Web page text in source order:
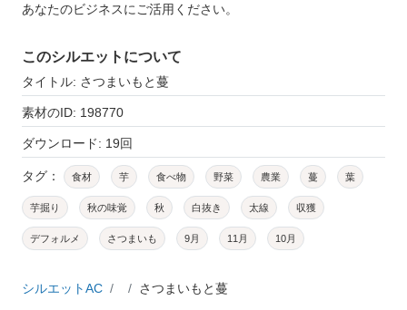
あなたのビジネスにご活用ください。
このシルエットについて
タイトル: さつまいもと蔓
素材のID: 198770
ダウンロード: 19回
タグ： 食材 芋 食べ物 野菜 農業 蔓 葉
芋掘り 秋の味覚 秋 白抜き 太線 収獲
デフォルメ さつまいも 9月 11月 10月
シルエットAC さつまいもと蔓